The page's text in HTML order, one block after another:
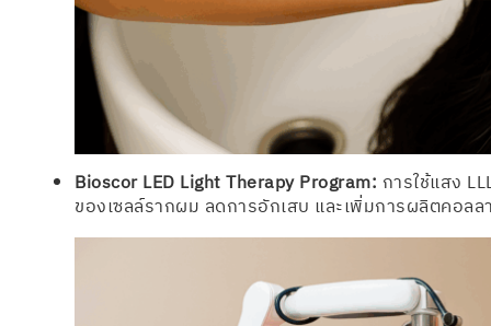
Bioscor LED Light Therapy Program: การใช้แสง
ของเซลล์รากผม ลดการอักเสบ และเพิ่มการผลิตคอล